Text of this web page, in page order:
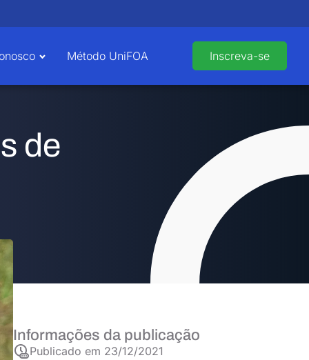
Método UniFOA Inscreva-se
de
Informações da publicação
Publicado em 23/12/2021